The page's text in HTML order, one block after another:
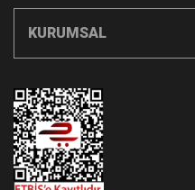
KURUMSAL